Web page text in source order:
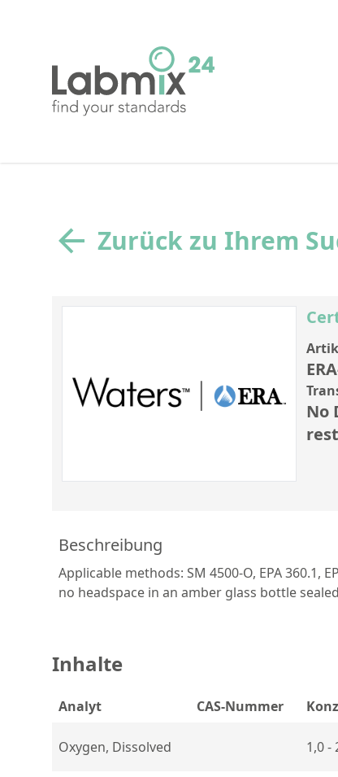
Zurück zu Ihrem
No
Beschreibung
Applicable methods: SM 4500-O, EPA 360.1,
no headspace in an amber glass bottle
Inhalte
Analyt CAS-Nummer
Oxygen, Dissolved 1,0 -